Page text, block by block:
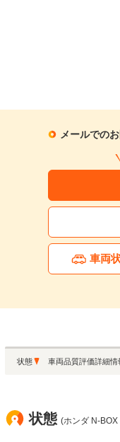
メールでの
車両
状態 車両品質評価詳細情
状態 (ホンダ N-